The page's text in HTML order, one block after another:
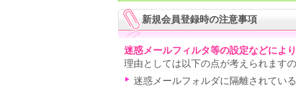
新規会員登録時の注意事項
迷惑メールフィルタ等の設定などによ
理由としては以下の点が考えられます
迷惑メールフォルダに隔離されてい